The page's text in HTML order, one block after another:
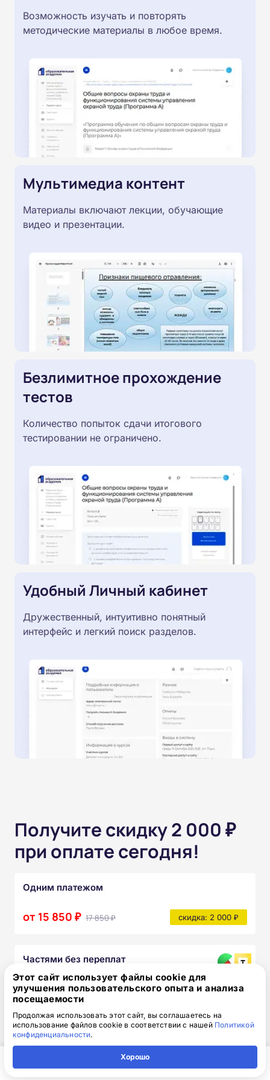
Возможность изучать и повторять
методические материалы в любое время.
Мультимедиа контент
Материалы включают лекции, обучающие
видео и презентации.
Безлимитное прохождение
тестов
Количество попыток сдачи итогового
тестировании не ограничено.
Удобный Личный кабинет
Дружественный, интуитивно понятный
интерфейс и легкий поиск разделов.
Получите скидку 2 000 ₽
при оплате сегодня!
Одним платежом
от 15 850 ₽ 17 850 ₽ скидка: 2 000 ₽
Частями без переплат
от 1 320₽/месяц
Узнать подробнее
После прохождения курса вы получите:
Полный комплект официальных
документов
Этот сайт использует файлы cookie для
улучшения пользовательского опыта и анализа
посещаемости
Продолжая использовать этот сайт, вы соглашаетесь на
использование файлов cookie в соответствии с нашей Политикой
конфиденциальности.
Хорошо